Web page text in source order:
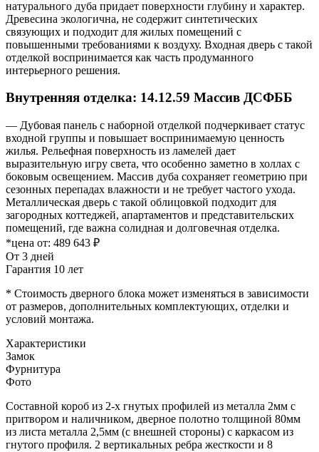
натурального дуба придает поверхности глубину и характер.
Древесина экологична, не содержит синтетических
связующих и подходит для жилых помещений с
повышенными требованиями к воздуху. Входная дверь с такой
отделкой воспринимается как часть продуманного
интерьерного решения.
Внутренняя отделка: 14.12.59 Массив ДСФББ
— Дубовая панель с наборной отделкой подчеркивает статус
входной группы и повышает воспринимаемую ценность
жилья. Рельефная поверхность из ламелей дает
выразительную игру света, что особенно заметно в холлах с
боковым освещением. Массив дуба сохраняет геометрию при
сезонных перепадах влажности и не требует частого ухода.
Металлическая дверь с такой облицовкой подходит для
загородных коттеджей, апартаментов и представительских
помещений, где важна солидная и долговечная отделка.
*цена от: 489 643 ₽
От 3 дней
Гарантия 10 лет
* Стоимость дверного блока может изменяться в зависимости
от размеров, дополнительных комплектующих, отделки и
условий монтажа.
Характеристики
Замок
Фурнитура
Фото
Составной короб из 2-х гнутых профилей из металла 2мм с
притвором и наличником, дверное полотно толщиной 80мм
из листа металла 2,5мм (с внешней стороны) c каркасом из
гнутого профиля. 2 вертикальных ребра жесткости и 8